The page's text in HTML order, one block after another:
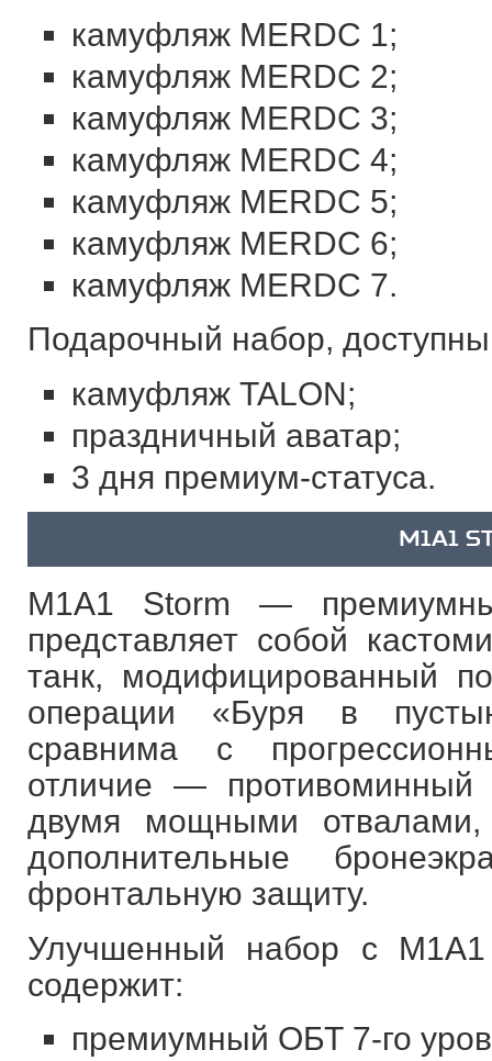
камуфляж MERDC 1;
камуфляж MERDC 2;
камуфляж MERDC 3;
камуфляж MERDC 4;
камуфляж MERDC 5;
камуфляж MERDC 6;
камуфляж MERDC 7.
Подарочный набор,
камуфляж TALON;
праздничный аватар;
3 дня премиум-статуса.
M1A1
M1A1 Storm —
представляет собой
танк, модифицированный
операции «Буря в
сравнима с
отличие — противоминный
двумя мощными
дополнительные
фронтальную защиту.
Улучшенный набор с
содержит:
премиумный ОБТ 7-го